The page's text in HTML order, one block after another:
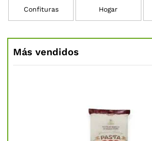
Confituras Hogar
Más vendidos